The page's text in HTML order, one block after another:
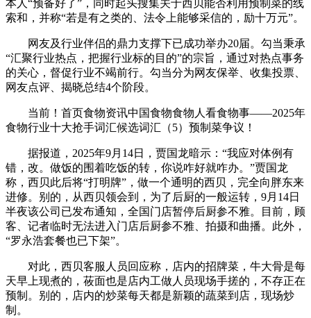
本人“预备好了”，同时起头搜集关于西贝能否利用预制菜的线
索和，并称“若是有之类的、法令上能够采信的，励十万元”。
网友及行业伴侣的鼎力支撑下已成功举办20届。勾当秉承
“汇聚行业热点，把握行业标的目的”的宗旨，通过对热点事务
的关心，督促行业不竭前行。勾当分为网友保举、收集投票、
网友点评、揭晓总结4个阶段。
当前！首页食物资讯中国食物食物人看食物事——2025年
食物行业十大抢手词汇候选词汇（5）预制菜争议！
据报道，2025年9月14日，贾国龙暗示：“我应对体例有
错，改。做饭的围着吃饭的转，你说咋好就咋办。”贾国龙
称，西贝此后将“打明牌”，做一个通明的西贝，完全向胖东来
进修。别的，从西贝领会到，为了后厨的一般运转，9月14日
半夜该公司已发布通知，全国门店暂停后厨参不雅。目前，顾
客、记者临时无法进入门店后厨参不雅、拍摄和曲播。此外，
“罗永浩套餐也已下架”。
对此，西贝客服人员回应称，店内的招牌菜，牛大骨是每
天早上现煮的，莜面也是店内工做人员现场手搓的，不存正在
预制。别的，店内的炒菜每天都是新颖的蔬菜到店，现场炒
制。